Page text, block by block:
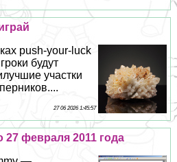
push-your-luck
будут
участки
27 06 2026 1:45:57
27 февраля 2011 года